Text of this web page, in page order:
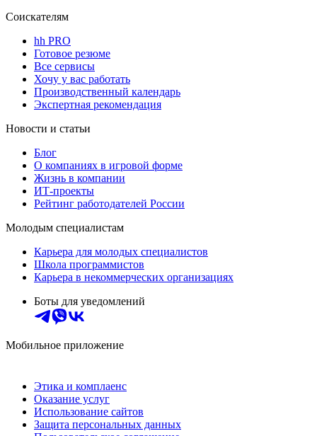
Соискателям
hh PRO
Готовое резюме
Все сервисы
Хочу у вас работать
Производственный календарь
Экспертная рекомендация
Новости и статьи
Блог
О компаниях в игровой форме
Жизнь в компании
ИТ-проекты
Рейтинг работодателей России
Молодым специалистам
Карьера для молодых специалистов
Школа программистов
Карьера в некоммерческих организациях
Боты для уведомлений
Мобильное приложение
Этика и комплаенс
Оказание услуг
Использование сайтов
Защита персональных данных